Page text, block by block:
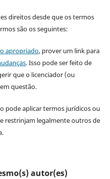
direitos desde que os termos
são os seguintes:
apropriado, prover um link para
. Isso pode ser feito de
que o licenciador (ou
questão.
pode aplicar termos jurídicos ou
restrinjam legalmente outros de
autor(es)